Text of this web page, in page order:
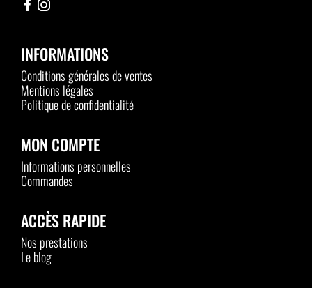
INFORMATIONS
Conditions générales de ventes
Mentions légales
Politique de confidentialité
MON COMPTE
Informations personnelles
Commandes
ACCÈS RAPIDE
Nos prestations
Le blog